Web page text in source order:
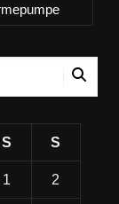
S S
1 2